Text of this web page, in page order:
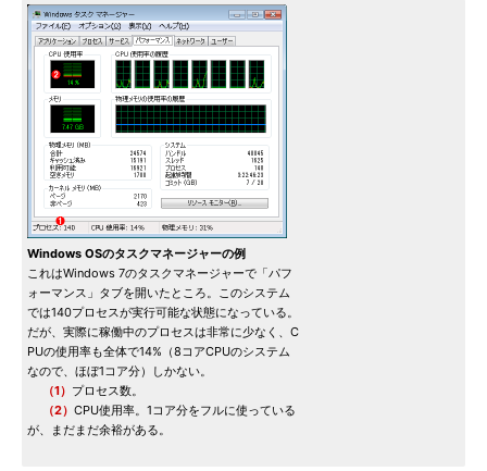
Windows OSのタスクマネージャーの例
これはWindows 7のタスクマネージャーで「パフ
ォーマンス」タブを開いたところ。このシステム
では140プロセスが実行可能な状態になっている。
だが、実際に稼働中のプロセスは非常に少なく、C
PUの使用率も全体で14%（8コアCPUのシステム
なので、ほぼ1コア分）しかない。
（1） プロセス数。
（2） CPU使用率。1コア分をフルに使っている
が、まだまだ余裕がある。